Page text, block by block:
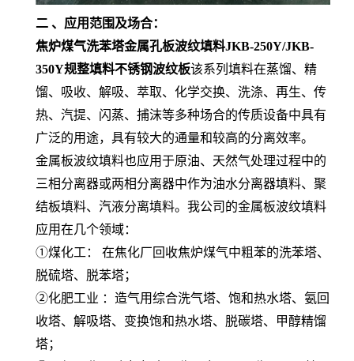
二 、应用范围及场合：
焦炉煤气洗苯塔金属孔板波纹填料JKB-250Y/JKB-
350Y规整填料不锈钢波纹板该系列填料在蒸馏、精
馏、吸收、解吸、萃取、化学交换、洗涤、再生、传
热、汽提、闪蒸、捕沫等多种场合的传质设备中具有
广泛的用途，具有较大的通量和较高的分离效率。
金属板波纹填料也应用于原油、天然气处理过程中的
三相分离器或两相分离器中作为油水分离器填料、聚
结板填料、汽液分离填料。我公司的金属板波纹填料
应用在几个领域：
①煤化工： 在焦化厂回收焦炉煤气中粗苯的洗苯塔、
脱硫塔、脱苯塔；
②化肥工业 ：造气用综合洗气塔、饱和热水塔、氨回
收塔、解吸塔、变换饱和热水塔、脱碳塔、甲醇精馏
塔；